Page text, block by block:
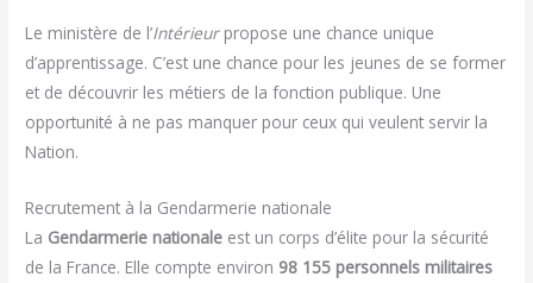
Le ministère de l’Intérieurpropose une chance unique
d’apprentissage. C’est une chance pour les jeunes de se former
et de découvrir les métiers de la fonction publique. Une
opportunité à ne pas manquer pour ceux qui veulent servir la
Nation.
Recrutement à la Gendarmerie nationale
La Gendarmerie nationale est un corps d’élite pour la sécurité
de la France. Elle compte environ 98 155 personnels militaires